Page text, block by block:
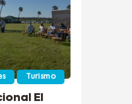
Turismo
El